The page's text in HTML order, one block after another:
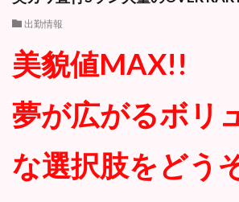
出勤情報
美貌値MAX!!
夢が広がるボリ
な選択肢をどう